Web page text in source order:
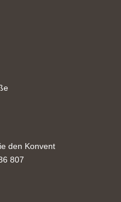
den Konvent
807